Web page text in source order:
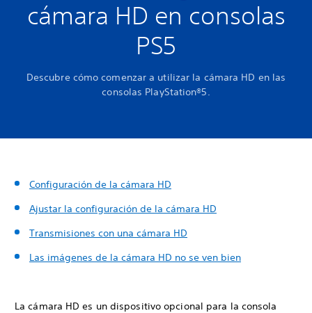
cámara HD en consolas
PS5
Descubre cómo comenzar a utilizar la cámara HD en las
consolas PlayStation®5.
Configuración de la cámara HD
Ajustar la configuración de la cámara HD
Transmisiones con una cámara HD
Las imágenes de la cámara HD no se ven bien
La cámara HD es un dispositivo opcional para la consola